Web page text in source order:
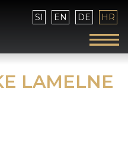
Izaberite vaš jezik
SI EN DE HR
LAMELNE